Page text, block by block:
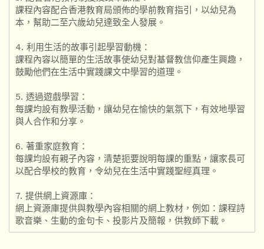
課程內容配合香港教育局頒佈的學前教育指引，以幼兒為
本，幫助二至六歲幼兒達致全人發展。
4. 利用生活的故事引起學習動機：
課程內容以簡單的生活故事使幼兒對基督教信仰產生興趣，
鼓勵他們在生活中實踐課文中學習的道理。
5. 透過遊戲學習：
每課均設有教學活動，讓幼兒在愉快的氣氛下，有效地學習
與人合作和分享。
6. 著重家庭教育：
每課均設有親子內容，清楚扼要說明每課的重點，讓家長可
以配合學校的教育，令幼兒在生活中實踐聖經真理。
7. 提供網上資源庫：
網上資源庫提供與教學內容相關的網上教材，例如：課程詩
歌音樂、生動的金句卡、投影片及簡報，供教師下載。